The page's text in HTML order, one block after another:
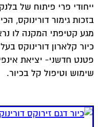
ייחודי פרי פיתוח של
בזכות גימור דורינוקס,
מגע קטיפתי המקנה לו
כיור קלארון דורינוקס
פטנט חדשני- יציאת
שימוש וטיפול קל בכיור.